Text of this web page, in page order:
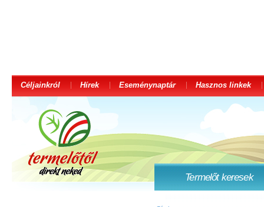
Céljainkról Hírek Eseménynaptár Hasznos linkek
Termelőt keresek